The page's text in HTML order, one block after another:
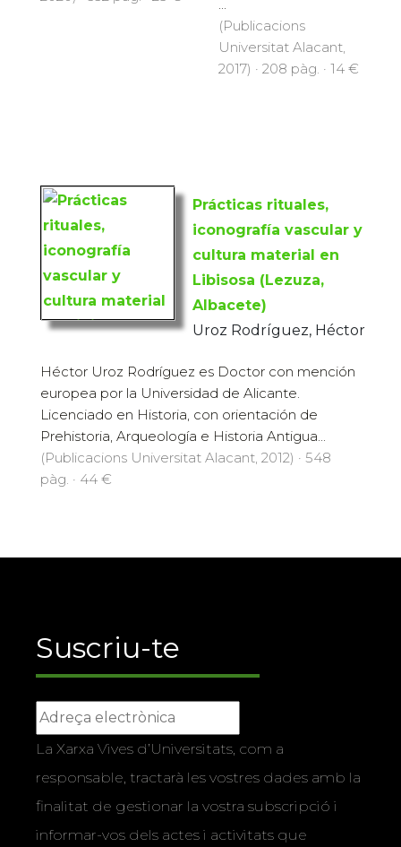
...
(Publicacions
Universitat Alacant,
2017) · 208 pàg. · 14 €
Prácticas rituales,
iconografía vascular y
cultura material en
Libisosa (Lezuza,
Albacete)
Uroz Rodríguez, Héctor
Héctor Uroz Rodríguez es Doctor con mención
europea por la Universidad de Alicante.
Licenciado en Historia, con orientación de
Prehistoria, Arqueología e Historia Antigua...
(Publicacions Universitat Alacant, 2012) · 548
pàg. · 44 €
Suscriu-te
La Xarxa Vives d’Universitats, com a
responsable, tractarà les vostres dades amb la
finalitat de gestionar la vostra subscripció i
informar-vos dels actes i activitats que